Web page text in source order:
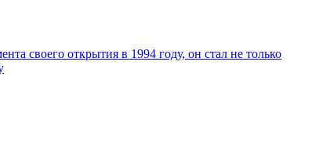
своего открытия в 1994 году, он стал не только